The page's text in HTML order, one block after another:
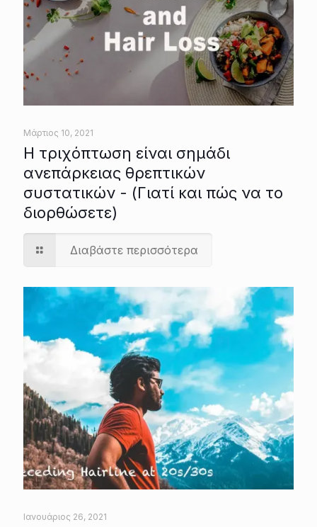
Μάρτιος 10, 2021
Η τριχόπτωση είναι σημάδι
ανεπάρκειας θρεπτικών
συστατικών - (Γιατί και πώς να το
διορθώσετε)
Διαβάστε περισσότερα
Ιανουάριος 26, 2021